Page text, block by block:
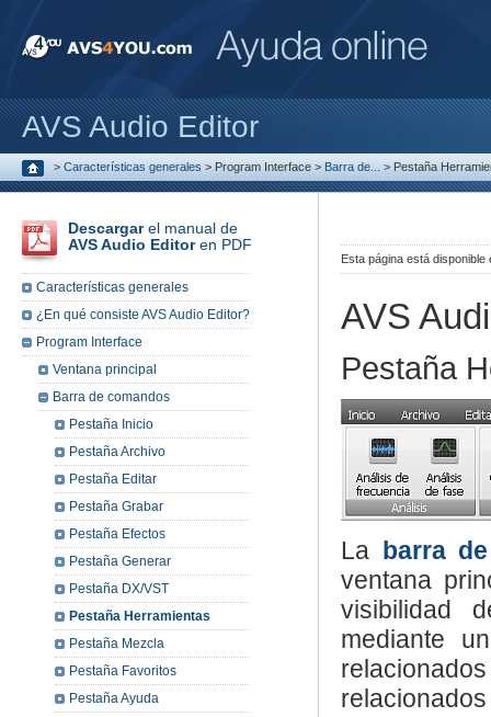
AVS Audio Editor
> Características generales > Program Interface > Barra de... > Pestaña
Esta página está disponible
AVS
Pestaña
La barra
ventana
visibilidad
mediante
Descargarel manual de
AVS Audio Editoren PDF
Características generales
¿En qué consiste AVS Audio Editor?
Program Interface
Ventana principal
Barra de comandos
Pestaña Inicio
Pestaña Archivo
Pestaña Editar
Pestaña Grabar
Pestaña Efectos
Pestaña Generar
Pestaña DX/VST
Pestaña Herramientas
Pestaña Mezcla
Pestaña Favoritos
Pestaña Ayuda